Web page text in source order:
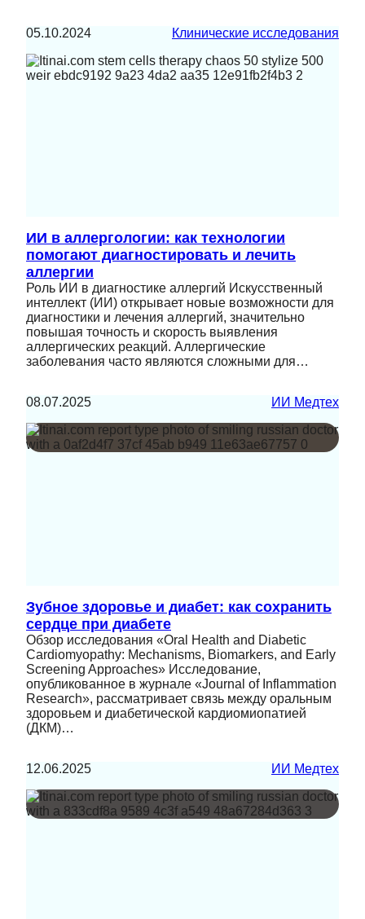
05.10.2024 Клинические исследования
ИИ в аллергологии: как технологии
помогают диагностировать и лечить
аллергии
Роль ИИ в диагностике аллергий Искусственный
интеллект (ИИ) открывает новые возможности для
диагностики и лечения аллергий, значительно
повышая точность и скорость выявления
аллергических реакций. Аллергические
заболевания часто являются сложными для…
08.07.2025 ИИ Медтех
Зубное здоровье и диабет: как сохранить
сердце при диабете
Обзор исследования «Oral Health and Diabetic
Cardiomyopathy: Mechanisms, Biomarkers, and Early
Screening Approaches» Исследование,
опубликованное в журнале «Journal of Inflammation
Research», рассматривает связь между оральным
здоровьем и диабетической кардиомиопатией
(ДКМ)…
12.06.2025 ИИ Медтех